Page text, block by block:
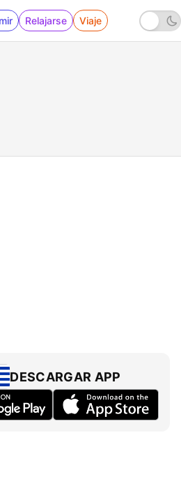
Relajarse Viaje
DESCARGAR APP